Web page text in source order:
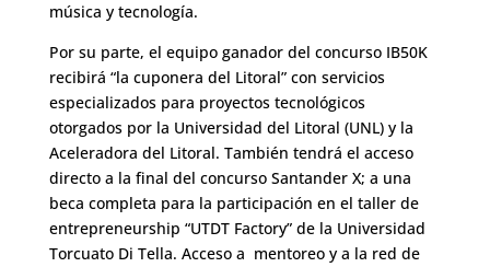
música y tecnología.
Por su parte, el equipo ganador del concurso IB50K
recibirá “la cuponera del Litoral” con servicios
especializados para proyectos tecnológicos
otorgados por la Universidad del Litoral (UNL) y la
Aceleradora del Litoral. También tendrá el acceso
directo a la final del concurso Santander X; a una
beca completa para la participación en el taller de
entrepreneurship “UTDT Factory” de la Universidad
Torcuato Di Tella. Acceso a mentoreo y a la red de